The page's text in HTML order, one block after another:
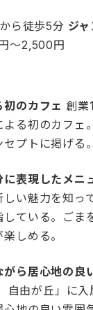
ら徒歩5分 ジ
～2,500円
のカフェ 創業
る初のカフェ
プトに掲げる。
表現したメニ
い魅力を知っ
ている。ごま
しめる。
ら居心地の良
自由が丘」に